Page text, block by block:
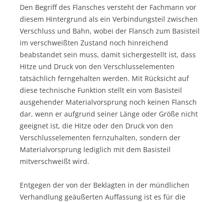
Den Begriff des Flansches versteht der Fachmann vor
diesem Hintergrund als ein Verbindungsteil zwischen
Verschluss und Bahn, wobei der Flansch zum Basisteil
im verschweißten Zustand noch hinreichend
beabstandet sein muss, damit sichergestellt ist, dass
Hitze und Druck von den Verschlusselementen
tatsächlich ferngehalten werden. Mit Rücksicht auf
diese technische Funktion stellt ein vom Basisteil
ausgehender Materialvorsprung noch keinen Flansch
dar, wenn er aufgrund seiner Länge oder Größe nicht
geeignet ist, die Hitze oder den Druck von den
Verschlusselementen fernzuhalten, sondern der
Materialvorsprung lediglich mit dem Basisteil
mitverschweißt wird.
Entgegen der von der Beklagten in der mündlichen
Verhandlung geäußerten Auffassung ist es für die